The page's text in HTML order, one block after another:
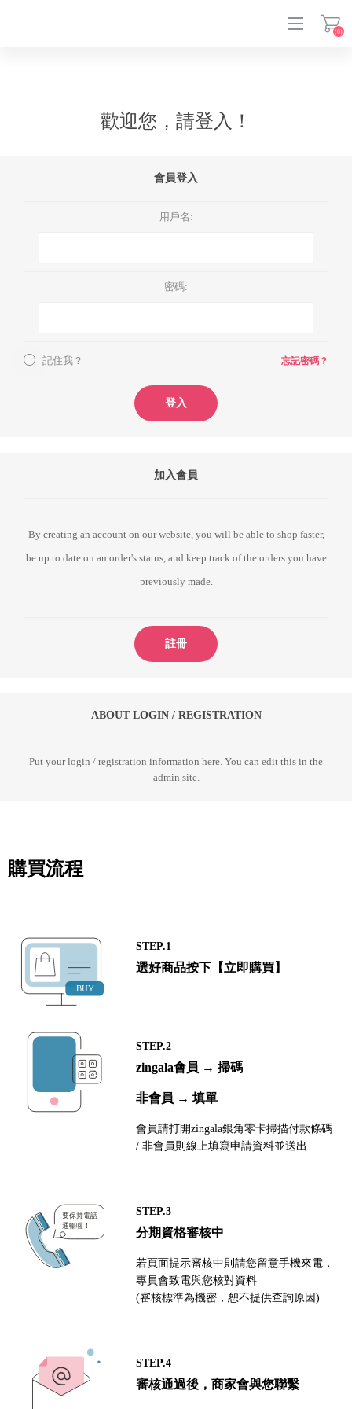
(0)
歡迎您，請登入！
會員登入
用戶名:
密碼:
記住我？ 忘記密碼？
登入
加入會員
By creating an account on our website, you will be able to shop faster,
be up to date on an order's status, and keep track of the orders you have
previously made.
註冊
ABOUT LOGIN / REGISTRATION
Put your login / registration information here. You can edit this in the
admin site.
購買流程
STEP.1
選好商品按下【立即購買】
STEP.2
zingala會員 → 掃碼
非會員 → 填單
會員請打開zingala銀角零卡掃描付款條碼
/ 非會員則線上填寫申請資料並送出
STEP.3
分期資格審核中
若頁面提示審核中則請您留意手機來電，
專員會致電與您核對資料
(審核標準為機密，恕不提供查詢原因)
STEP.4
審核通過後，商家會與您聯繫